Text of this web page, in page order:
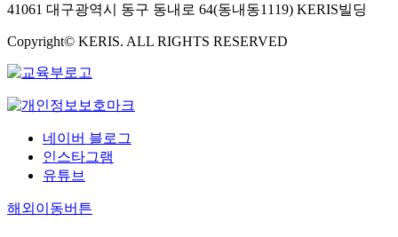
41061 대구광역시 동구 동내로 64(동내동1119) KERIS빌딩
Copyright© KERIS. ALL RIGHTS RESERVED
네이버 블로그
인스타그램
유튜브
해외이동버튼